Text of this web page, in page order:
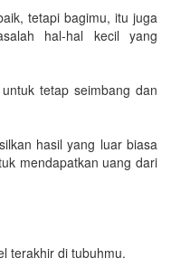
tetapi bagimu, itu juga
hal-hal kecil yang
tetap seimbang dan
hasil yang luar biasa
mendapatkan uang dari
terakhir di tubuhmu.